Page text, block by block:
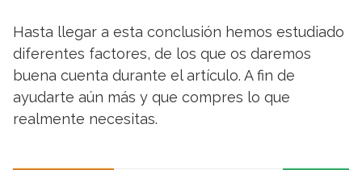
Hasta llegar a esta conclusión hemos estudiado
diferentes factores, de los que os daremos
buena cuenta durante el artículo. A fin de
ayudarte aún más y que compres lo que
realmente necesitas.